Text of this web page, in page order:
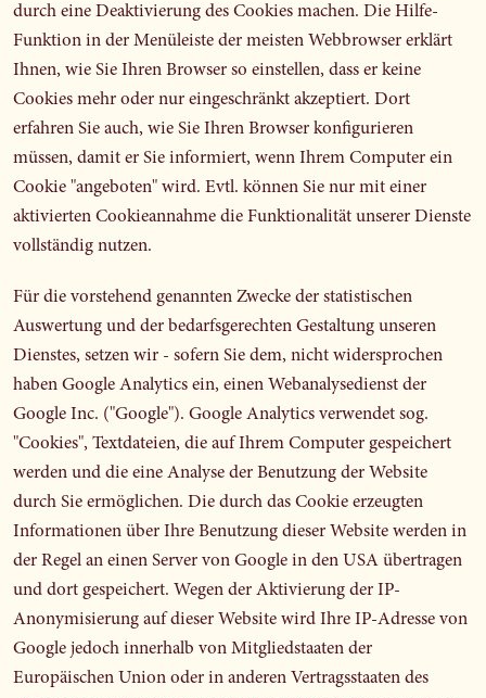
durch eine Deaktivierung des Cookies machen. Die Hilfe-
Funktion in der Menüleiste der meisten Webbrowser erklärt
Ihnen, wie Sie Ihren Browser so einstellen, dass er keine
Cookies mehr oder nur eingeschränkt akzeptiert. Dort
erfahren Sie auch, wie Sie Ihren Browser konfigurieren
müssen, damit er Sie informiert, wenn Ihrem Computer ein
Cookie "angeboten" wird. Evtl. können Sie nur mit einer
aktivierten Cookieannahme die Funktionalität unserer Dienste
vollständig nutzen.
Für die vorstehend genannten Zwecke der statistischen
Auswertung und der bedarfsgerechten Gestaltung unseren
Dienstes, setzen wir - sofern Sie dem, nicht widersprochen
haben Google Analytics ein, einen Webanalysedienst der
Google Inc. ("Google"). Google Analytics verwendet sog.
"Cookies", Textdateien, die auf Ihrem Computer gespeichert
werden und die eine Analyse der Benutzung der Website
durch Sie ermöglichen. Die durch das Cookie erzeugten
Informationen über Ihre Benutzung dieser Website werden in
der Regel an einen Server von Google in den USA übertragen
und dort gespeichert. Wegen der Aktivierung der IP-
Anonymisierung auf dieser Website wird Ihre IP-Adresse von
Google jedoch innerhalb von Mitgliedstaaten der
Europäischen Union oder in anderen Vertragsstaaten des